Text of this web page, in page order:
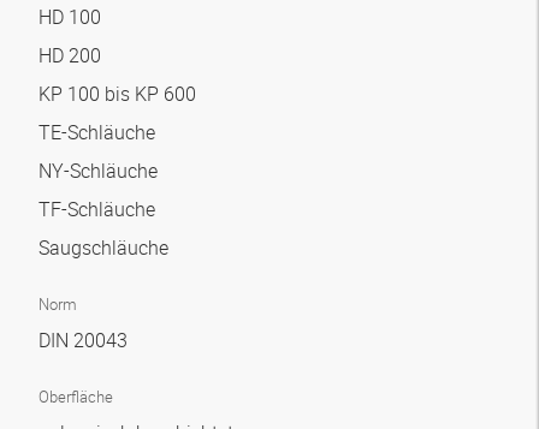
HD 100
HD 200
KP 100 bis KP 600
TE-Schläuche
NY-Schläuche
TF-Schläuche
Saugschläuche
Norm
DIN 20043
Oberfläche